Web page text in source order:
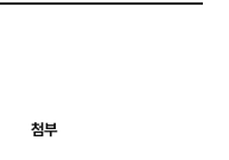
첨부